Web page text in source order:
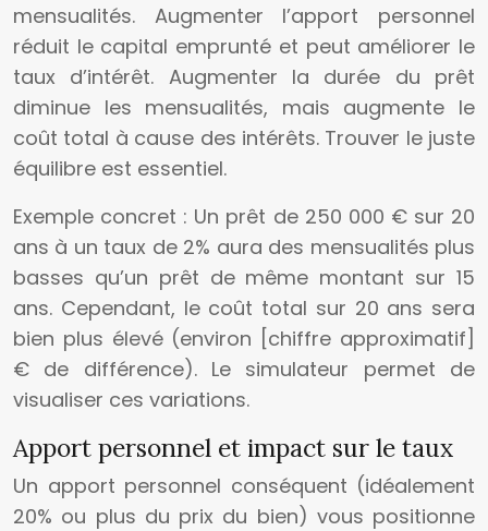
mensualités. Augmenter l’apport personnel
réduit le capital emprunté et peut améliorer le
taux d’intérêt. Augmenter la durée du prêt
diminue les mensualités, mais augmente le
coût total à cause des intérêts. Trouver le juste
équilibre est essentiel.
Exemple concret : Un prêt de 250 000 € sur 20
ans à un taux de 2% aura des mensualités plus
basses qu’un prêt de même montant sur 15
ans. Cependant, le coût total sur 20 ans sera
bien plus élevé (environ [chiffre approximatif]
€ de différence). Le simulateur permet de
visualiser ces variations.
Apport personnel et impact sur le taux
Un apport personnel conséquent (idéalement
20% ou plus du prix du bien) vous positionne